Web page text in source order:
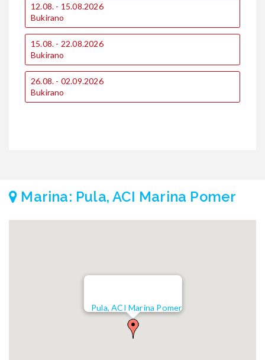
12.08. - 15.08.2026
Bukirano
15.08. - 22.08.2026
Bukirano
26.08. - 02.09.2026
Bukirano
Marina: Pula, ACI Marina Pomer
Pula, ACI Marina Pomer